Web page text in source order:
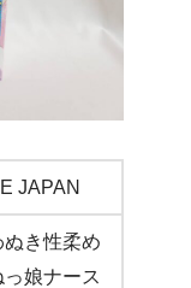
JAPAN
ぬき性柔め
っ娘ナース